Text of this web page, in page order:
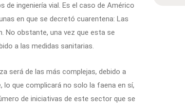
ingeniería vial. Es el caso de Américo
en que se decretó cuarentena: Las
No obstante, una vez que esta se
a las medidas sanitarias.
será de las más complejas, debido a
que complicará no solo la faena en sí,
de iniciativas de este sector que se